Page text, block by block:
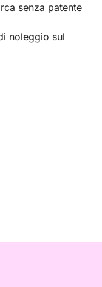
senza patente
noleggio sul